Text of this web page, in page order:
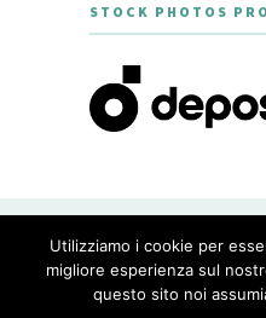
STOCK PHOTOS
GOURMET -
Utilizziamo i cookie per
migliore esperienza sul
questo sito noi